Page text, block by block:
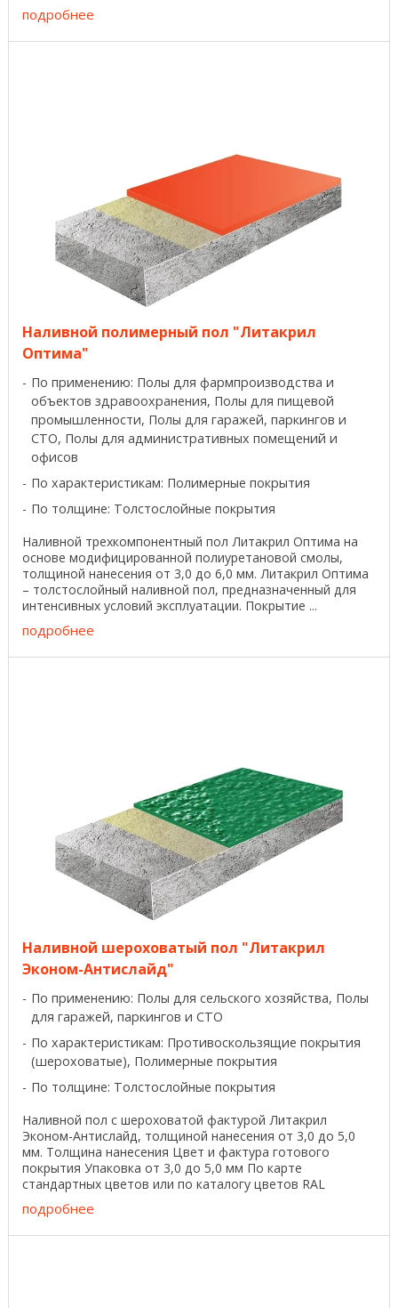
подробнее
Наливной полимерный пол "Литакрил
Оптима"
По применению: Полы для фармпроизводства и
объектов здравоохранения, Полы для пищевой
промышленности, Полы для гаражей, паркингов и
СТО, Полы для административных помещений и
офисов
По характеристикам: Полимерные покрытия
По толщине: Толстослойные покрытия
Наливной трехкомпонентный пол Литакрил Оптима на
основе модифицированной полиуретановой смолы,
толщиной нанесения от 3,0 до 6,0 мм. Литакрил Оптима
– толстослойный наливной пол, предназначенный для
интенсивных условий эксплуатации. Покрытие ...
подробнее
Наливной шероховатый пол "Литакрил
Эконом-Антислайд"
По применению: Полы для сельского хозяйства, Полы
для гаражей, паркингов и СТО
По характеристикам: Противоскользящие покрытия
(шероховатые), Полимерные покрытия
По толщине: Толстослойные покрытия
Наливной пол с шероховатой фактурой Литакрил
Эконом-Антислайд, толщиной нанесения от 3,0 до 5,0
мм. Толщина нанесения Цвет и фактура готового
покрытия Упаковка от 3,0 до 5,0 мм По карте
стандартных цветов или по каталогу цветов RAL
Глянцевая или ...
подробнее